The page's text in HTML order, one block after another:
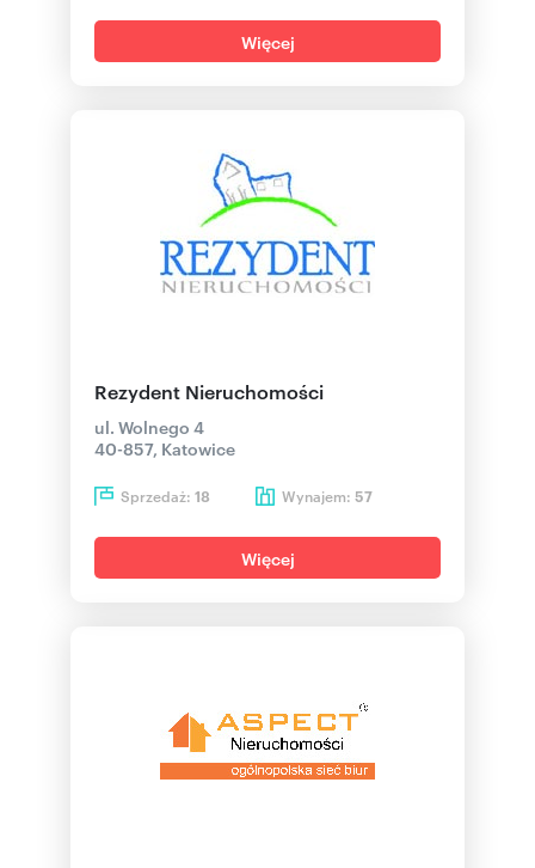
Więcej
Rezydent Nieruchomości
ul. Wolnego 4
40-857, Katowice
Sprzedaż: 18 Wynajem: 57
Więcej